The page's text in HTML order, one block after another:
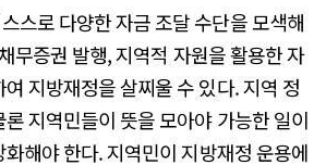
스로 다양한 자금 조달 수단을 모색해
무증권 발행, 지역적 자원을 활용한 자
지방재정을 살찌울 수 있다. 지역 정
론 지역민들이 뜻을 모아야 가능한 일이
해야 한다. 지역민이 지방재정 운용에